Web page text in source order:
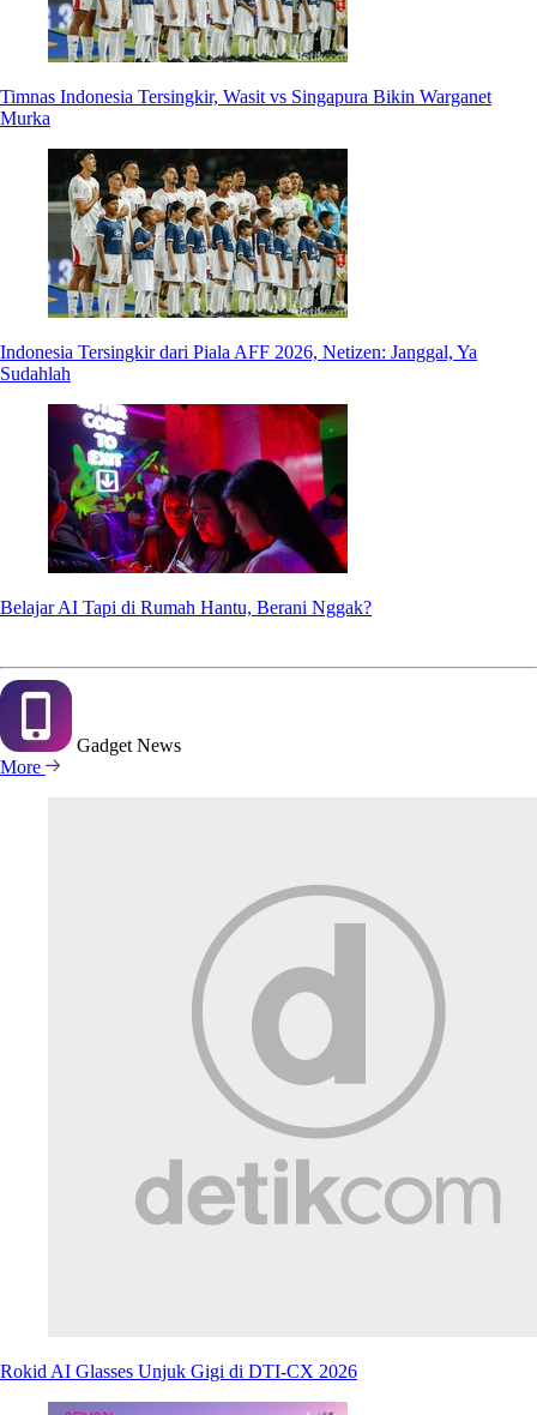
Timnas Indonesia Tersingkir, Wasit vs Singapura Bikin Warganet
Murka
Indonesia Tersingkir dari Piala AFF 2026, Netizen: Janggal, Ya
Sudahlah
Belajar AI Tapi di Rumah Hantu, Berani Nggak?
Gadget News
More
Rokid AI Glasses Unjuk Gigi di DTI-CX 2026